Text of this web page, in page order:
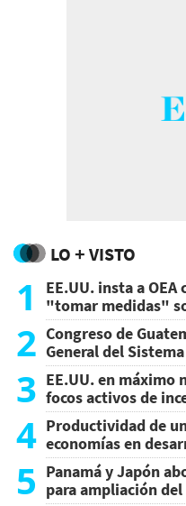
LO + VISTO
1
EE.UU. insta a
"tomar medidas"
2 Congreso de
General del
3 EE.UU. en máximo
focos activos de
4 Productividad de
economías en
5 Panamá y Japón
para ampliación